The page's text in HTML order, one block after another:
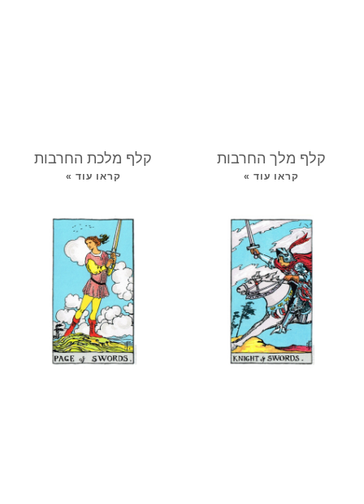
קלף מלך החרבות
קראו עוד »
קלף מלכת החרבות
קראו עוד »